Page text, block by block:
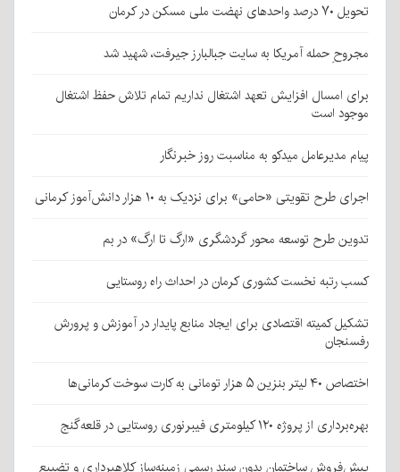
تحویل ۷۰ درصد واحدهای نهضت ملی مسکن در کرمان
مجروحِ حمله آمریکا به سایت جبالبارز جیرفت، شهید شد
برای امسال افزایش تعهد اشتغال نداریم تمام تلاش حفظ اشتغال
موجود است
پیام مدیرعامل میدکو به مناسبت روز خبرنگار
اجرای طرح تقویتی «حامی» برای نزدیک به ۱۰ هزار دانش‌آموز کرمانی
تدوین طرح توسعه محور گردشگری «ارگ تا ارگ» در بم
کسب رتبه نخست کشوری کرمان در احداث راه روستایی
تشکیل کمیته اقتصادی برای ایجاد منابع پایدار در آموزش و پرورش
رفسنجان
اختصاص ۴۰ لیتر بنزین ۵ هزار تومانی به کارت سوخت کرمانی‌ها
بهره‌برداری از پروژه ۱۲۰ کیلومتری فیبرنوری روستایی در قلعه‌گنج
پیش‌فروش ساختمان بدون سند رسمی زمینه‌ساز کلاهبرداری و تضییع